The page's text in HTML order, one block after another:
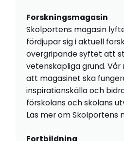
Forskningsmagasin
Skolportens magasin
fördjupar sig i aktuell
övergripande syftet att
vetenskapliga grund.
att magasinet ska
inspirationskälla och
förskolans och skolans
Läs mer om Skolportens